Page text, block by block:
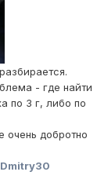
- где найти
по 3 г, либо по
очень добротно